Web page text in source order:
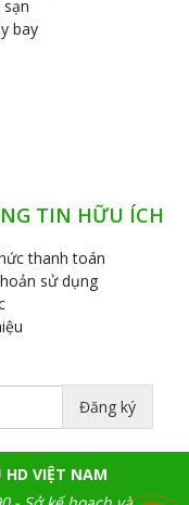
sạn
bay
TIN HỮU ÍCH
thanh toán
sử dụng
Đăng ký
HD VIỆT NAM